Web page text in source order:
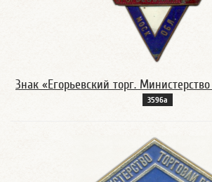
Знак «Егорьевский торг.
3596а